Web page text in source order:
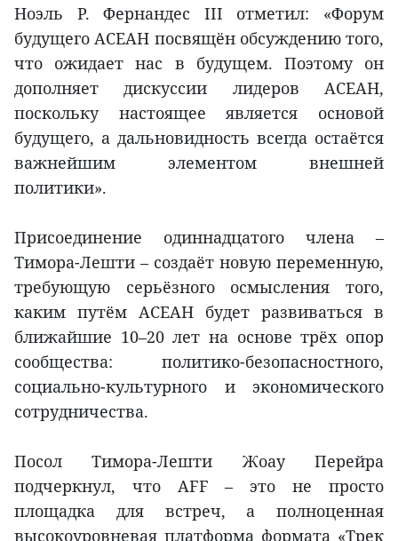
Ноэль Р. Фернандес III отметил: «Форум
будущего АСЕАН посвящён обсуждению того,
что ожидает нас в будущем. Поэтому он
дополняет дискуссии лидеров АСЕАН,
поскольку настоящее является основой
будущего, а дальновидность всегда остаётся
важнейшим элементом внешней
политики».
Присоединение одиннадцатого члена –
Тимора-Лешти – создаёт новую переменную,
требующую серьёзного осмысления того,
каким путём АСЕАН будет развиваться в
ближайшие 10–20 лет на основе трёх опор
сообщества: политико-безопасностного,
социально-культурного и экономического
сотрудничества.
Посол Тимора-Лешти Жоау Перейра
подчеркнул, что AFF – это не просто
площадка для встреч, а полноценная
высокоуровневая платформа формата «Трек